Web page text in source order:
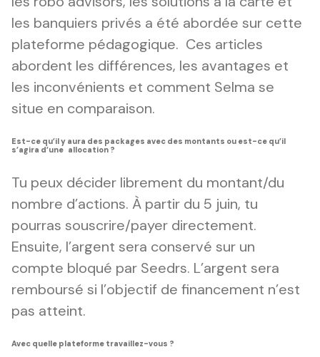
les banquiers privés a été abordée sur cette
plateforme pédagogique. Ces articles
abordent les différences, les avantages et
les inconvénients et comment Selma se
situe en comparaison.
Est-ce qu’il y aura des packages avec des montants ou est-ce qu’il
s’agira d’une allocation ?
Tu peux décider librement du montant/du
nombre d’actions. À partir du 5 juin, tu
pourras souscrire/payer directement.
Ensuite, l’argent sera conservé sur un
compte bloqué par Seedrs. L’argent sera
remboursé si l’objectif de financement n’est
pas atteint.
Avec quelle plateforme travaillez-vous ?